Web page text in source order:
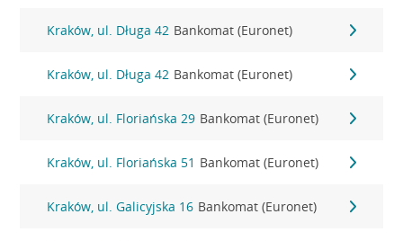
Kraków, ul. Długa 42 Bankomat (Euronet)
Kraków, ul. Długa 42 Bankomat (Euronet)
Kraków, ul. Floriańska 29 Bankomat (Euronet)
Kraków, ul. Floriańska 51 Bankomat (Euronet)
Kraków, ul. Galicyjska 16 Bankomat (Euronet)